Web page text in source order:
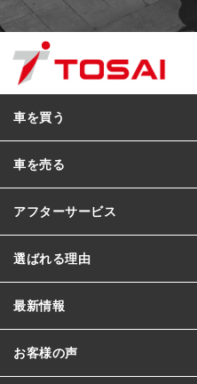
車を買う
車を売る
アフターサービス
選ばれる理由
最新情報
お客様の声